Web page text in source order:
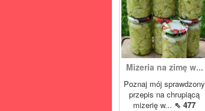
Mizeria na zimę w...
Poznaj mój sprawdzony
przepis na chrupiącą
mizerię w... ⇖ 477